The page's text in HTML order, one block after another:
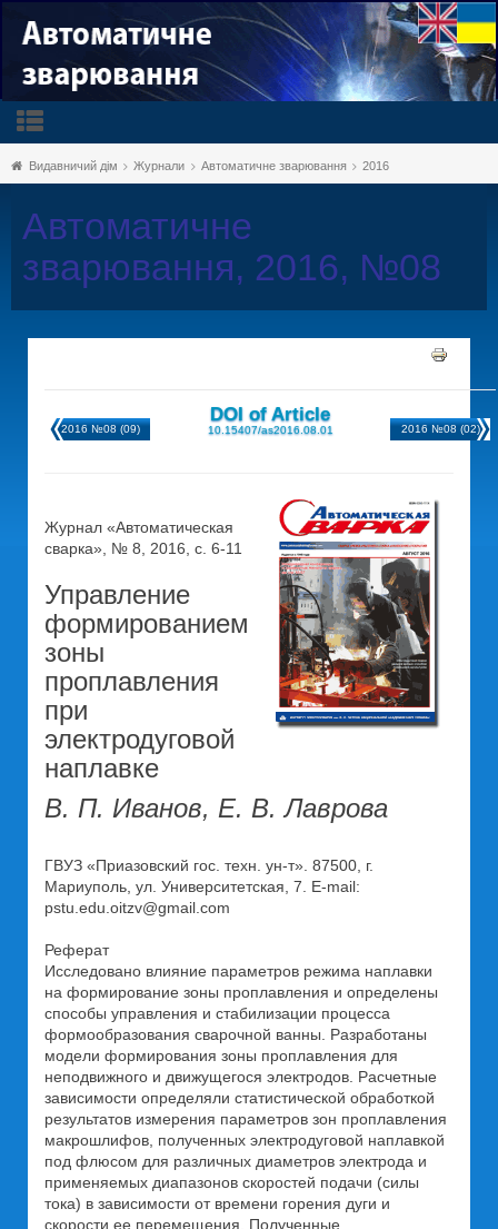
Видавничий дім Журнали Автоматичне зварювання 2016
Автоматичне
зварювання, 2016, №08
2016 №08 (09)
DOI of Article
10.15407/as2016.08.01 2016 №08 (02)
Журнал «Автоматическая
сварка», № 8, 2016, с. 6-11
Управление
формированием
зоны
проплавления
при
электродуговой
наплавке
В. П. Иванов, Е. В. Лаврова
ГВУЗ «Приазовский гос. техн. ун-т». 87500, г.
Мариуполь, ул. Университетская, 7. E-mail:
pstu.edu.oitzv@gmail.com
Реферат
Исследовано влияние параметров режима наплавки
на формирование зоны проплавления и определены
способы управления и стабилизации процесса
формообразования сварочной ванны. Разработаны
модели формирования зоны проплавления для
неподвижного и движущегося электродов. Расчетные
зависимости определяли статистической обработкой
результатов измерения параметров зон проплавления
макрошлифов, полученных электродуговой наплавкой
под флюсом для различных диаметров электрода и
применяемых диапазонов скоростей подачи (силы
тока) в зависимости от времени горения дуги и
скорости ее перемещения. Полученные